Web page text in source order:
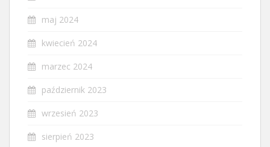
maj 2024
kwiecień 2024
marzec 2024
październik 2023
wrzesień 2023
sierpień 2023